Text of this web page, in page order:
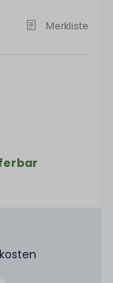
Merkliste